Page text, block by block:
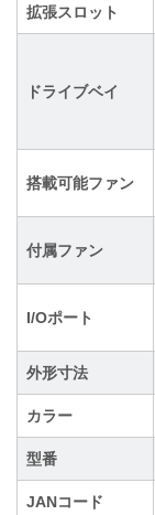
拡張スロット
ドライブベイ
搭載可能ファン
付属ファン
I/Oポート
外形寸法
カラー
型番
JANコード